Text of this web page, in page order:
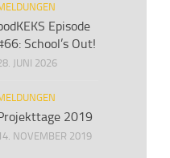
Episode
School’s Out!
JUNI 2026
2019
NOVEMBER 2019